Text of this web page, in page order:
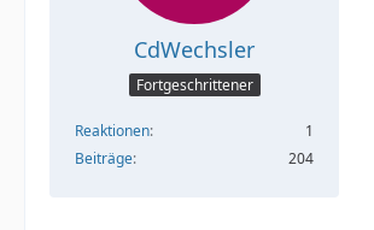
CdWechsler
Fortgeschrittener
Reaktionen
1
Beiträge
204